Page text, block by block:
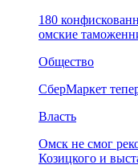
180
омские
Общество
СберМаркет
Власть
Омск не смог
Козицкого и